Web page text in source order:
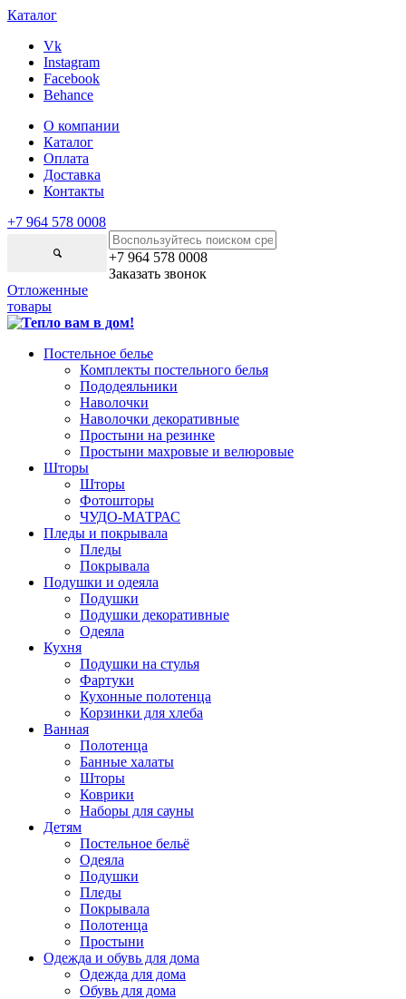
Каталог
Vk
Instagram
Facebook
Behance
О компании
Каталог
Оплата
Доставка
Контакты
+7 964 578 0008
+7 964 578 0008
Заказать звонок
Отложенные
товары
Постельное белье
Комплекты постельного белья
Пододеяльники
Наволочки
Наволочки декоративные
Простыни на резинке
Простыни махровые и велюровые
Шторы
Шторы
Фотошторы
ЧУДО-МАТРАС
Пледы и покрывала
Пледы
Покрывала
Подушки и одеяла
Подушки
Подушки декоративные
Одеяла
Кухня
Подушки на стулья
Фартуки
Кухонные полотенца
Корзинки для хлеба
Ванная
Полотенца
Банные халаты
Шторы
Коврики
Наборы для сауны
Детям
Постельное бельё
Одеяла
Подушки
Пледы
Покрывала
Полотенца
Простыни
Одежда и обувь для дома
Одежда для дома
Обувь для дома